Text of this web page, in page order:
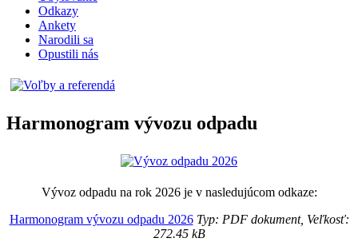
Odkazy
Ankety
Narodili sa
Opustili nás
Harmonogram vývozu odpadu
Vývoz odpadu na rok 2026 je v nasledujúcom odkaze:
Harmonogram vývozu odpadu 2026Typ: PDF dokument, Veľkosť:
272.45 kB